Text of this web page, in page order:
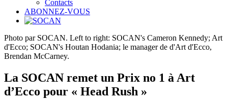
Contacts
ABONNEZ-VOUS
Photo par SOCAN. Left to right: SOCAN's Cameron Kennedy; Art
d'Ecco; SOCAN's Houtan Hodania; le manager de d'Art d'Ecco,
Brendan McCarney.
La SOCAN remet un Prix no 1 à Art
d’Ecco pour « Head Rush »